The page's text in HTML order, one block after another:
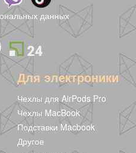
данных
Для электроники
Чехлы для AirPods Pro
Чехлы MacBook
Подставки Macbook
Другое